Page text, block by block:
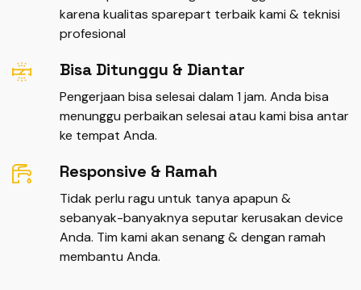
karena kualitas sparepart terbaik kami & teknisi
profesional
Bisa Ditunggu & Diantar
Pengerjaan bisa selesai dalam 1 jam. Anda bisa
menunggu perbaikan selesai atau kami bisa antar
ke tempat Anda.
Responsive & Ramah
Tidak perlu ragu untuk tanya apapun &
sebanyak-banyaknya seputar kerusakan device
Anda. Tim kami akan senang & dengan ramah
membantu Anda.